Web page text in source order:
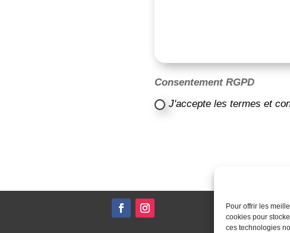
Pour offrir les
cookies pour
ces technologies
Consentement RGPD
J'accepte les termes et